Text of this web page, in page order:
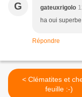
G gateuxrigolo
ha oui
Répondre
< Clématites et chevre-
feuille :-)